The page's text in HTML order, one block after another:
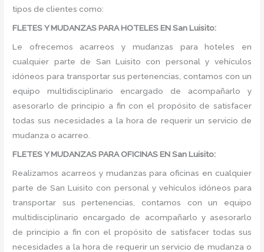
tipos de clientes como:
FLETES Y MUDANZAS PARA HOTELES EN San Luisito:
Le ofrecemos acarreos y mudanzas para hoteles en
cualquier parte de San Luisito con personal y vehículos
idóneos para transportar sus pertenencias, contamos con un
equipo multidisciplinario encargado de acompañarlo y
asesorarlo de principio a fin con el propósito de satisfacer
todas sus necesidades a la hora de requerir un servicio de
mudanza o acarreo.
FLETES Y MUDANZAS PARA OFICINAS EN San Luisito:
Realizamos acarreos y mudanzas para oficinas en cualquier
parte de San Luisito con personal y vehículos idóneos para
transportar sus pertenencias, contamos con un equipo
multidisciplinario encargado de acompañarlo y asesorarlo
de principio a fin con el propósito de satisfacer todas sus
necesidades a la hora de requerir un servicio de mudanza o